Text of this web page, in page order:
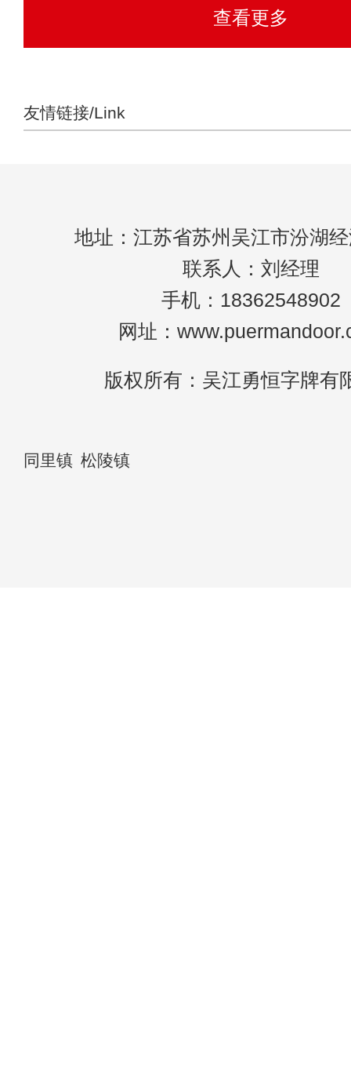
查看更多
友情链接/Link
地址：江苏省苏州吴江市汾湖
联系人：刘经理
手机：18362548902
网址：
版权所有：吴江勇恒字牌有
同里镇 松陵镇